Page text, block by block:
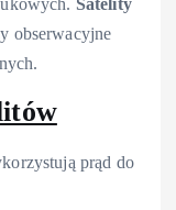
Satelity
obserwacyjne
prąd do